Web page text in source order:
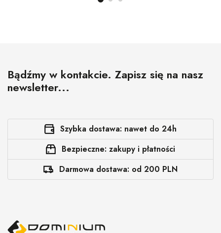
Bądźmy w kontakcie. Zapisz się na nasz
newsletter...
Szybka dostawa: nawet do 24h
Bezpieczne: zakupy i płatności
Darmowa dostawa: od 200 PLN